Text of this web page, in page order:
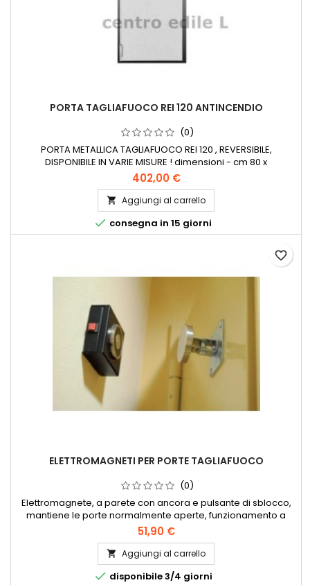
PORTA TAGLIAFUOCO REI 120 ANTINCENDIO
(0)
PORTA METALLICA TAGLIAFUOCO REI 120 , REVERSIBILE,
DISPONIBILE IN VARIE MISURE ! dimensioni - cm 80 x
206dimensioni - cm 89 x 206dimensioni - cm 99 x
206dimensioni - cm 110 x 206dimensioni - cm 120 x
206dimensioni - cm 130 x 206dimensioni - cm 80 x
215dimensioni - cm 89 x 215dimensioni - cm 99 x
215dimensioni - cm 110 x 215dimensioni - cm 120 x...
402,00 €
 Aggiungi al carrello
 consegna in 15 giorni
ELETTROMAGNETI PER PORTE TAGLIAFUOCO
(0)
Elettromagnete, a parete con ancora e pulsante di sblocco,
mantiene le porte normalmente aperte, funzionamento a
basso voltaggio e conformi a norma CE 1155. 24 volt/60 kg.
51,90 €
 Aggiungi al carrello
 disponibile 3/4 giorni
favorite_border